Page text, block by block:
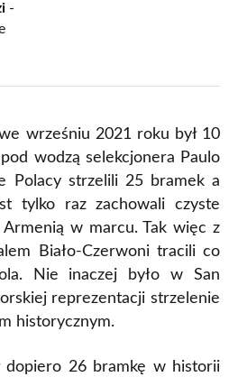
-
wrześniu 2021 roku był 10
wodzą selekcjonera Paulo
Polacy strzelili 25 bramek a
tylko raz zachowali czyste
w marcu. Tak więc z
Biało-Czerwoni tracili co
Nie inaczej było w San
reprezentacji strzelenie
historycznym.
dopiero 26 bramkę w historii